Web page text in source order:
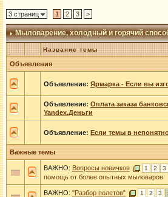
3 страниц 1 2 3 >
Мыловарение, холодный и горячий
Название темы
Объявления
Объявление: Ярмарка - Если вы
Объявление: Оплата заказа
Yandex.Деньги
Объявление: Если темы в
Важные темы
ВАЖНО: Вопросы новичков 1 2 3
помощь от более опытных мыловаров
ВАЖНО: "Разбор полетов" 1 2 3